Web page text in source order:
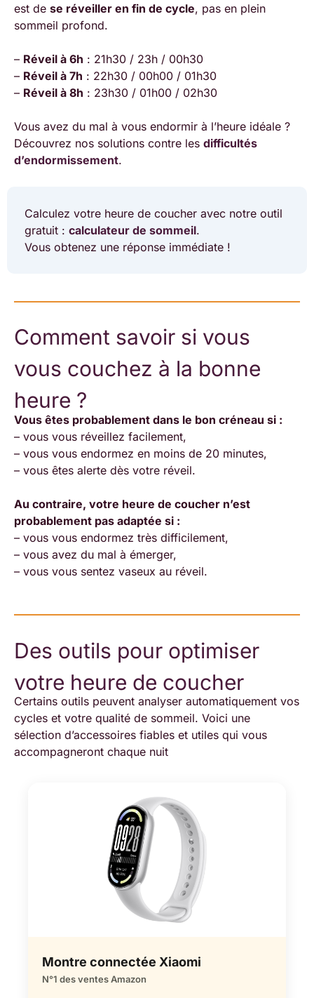
est de se réveiller en fin de cycle, pas en plein
sommeil profond.
– Réveil à 6h : 21h30 / 23h / 00h30
– Réveil à 7h : 22h30 / 00h00 / 01h30
– Réveil à 8h : 23h30 / 01h00 / 02h30
Vous avez du mal à vous endormir à l’heure idéale ?
Découvrez nos solutions contre les difficultés
d’endormissement.
Calculez votre heure de coucher avec notre outil
gratuit : calculateur de sommeil.
Vous obtenez une réponse immédiate !
Comment savoir si vous
vous couchez à la bonne
heure ?
Vous êtes probablement dans le bon créneau si :
– vous vous réveillez facilement,
– vous vous endormez en moins de 20 minutes,
– vous êtes alerte dès votre réveil.
Au contraire, votre heure de coucher n’est
probablement pas adaptée si :
– vous vous endormez très difficilement,
– vous avez du mal à émerger,
– vous vous sentez vaseux au réveil.
Des outils pour optimiser
votre heure de coucher
Certains outils peuvent analyser automatiquement vos
cycles et votre qualité de sommeil. Voici une
sélection d’accessoires fiables et utiles qui vous
accompagneront chaque nuit
Montre connectée Xiaomi
N°1 des ventes Amazon